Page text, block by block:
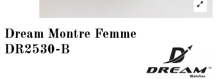
Dream Montre Femme
DR2530-B